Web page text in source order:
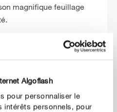
Algoflash
pour personnaliser le
intérêts personnels, pour
magnifique feuillage